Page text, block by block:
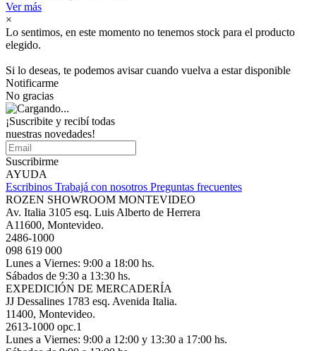
Ver más
×
Lo sentimos, en este momento no tenemos stock para el producto
elegido.
Si lo deseas, te podemos avisar cuando vuelva a estar disponible
Notificarme
No gracias
¡Suscribite y recibí todas
nuestras novedades!
Suscribirme
AYUDA
Escribinos Trabajá con nosotros Preguntas frecuentes
ROZEN SHOWROOM MONTEVIDEO
Av. Italia 3105 esq. Luis Alberto de Herrera
A11600, Montevideo.
2486-1000
098 619 000
Lunes a Viernes: 9:00 a 18:00 hs.
Sábados de 9:30 a 13:30 hs.
EXPEDICIÓN DE MERCADERÍA
JJ Dessalines 1783 esq. Avenida Italia.
11400, Montevideo.
2613-1000 opc.1
Lunes a Viernes: 9:00 a 12:00 y 13:30 a 17:00 hs.